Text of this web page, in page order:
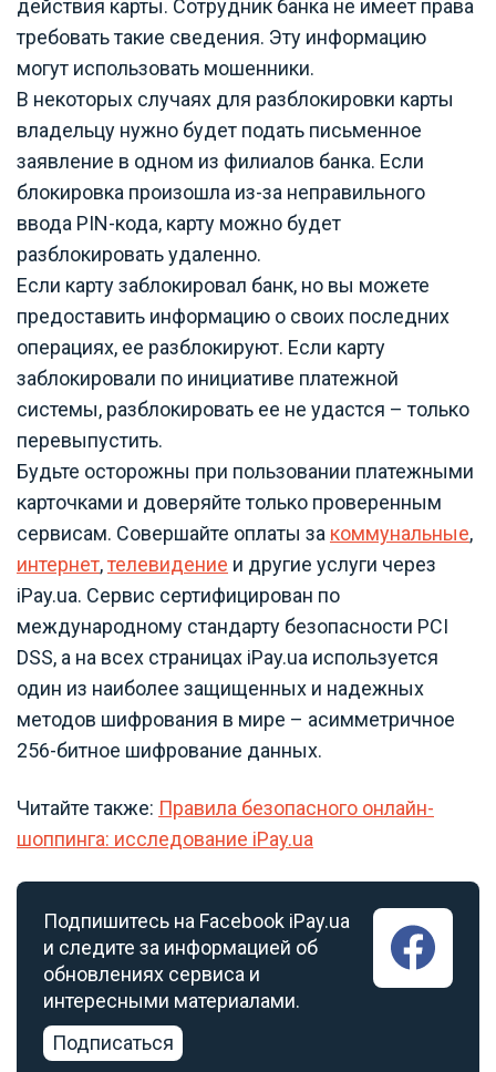
действия карты. Сотрудник банка не имеет права
требовать такие сведения. Эту информацию
могут использовать мошенники.
В некоторых случаях для разблокировки карты
владельцу нужно будет подать письменное
заявление в одном из филиалов банка. Если
блокировка произошла из-за неправильного
ввода PIN-кода, карту можно будет
разблокировать удаленно.
Если карту заблокировал банк, но вы можете
предоставить информацию о своих последних
операциях, ее разблокируют. Если карту
заблокировали по инициативе платежной
системы, разблокировать ее не удастся – только
перевыпустить.
Будьте осторожны при пользовании платежными
карточками и доверяйте только проверенным
сервисам. Совершайте оплаты за коммунальные,
интернет,телевидение и другие услуги через
iPay.ua. Cервис сертифицирован по
международному стандарту безопасности PCI
DSS, а на всех страницах iPay.ua используется
один из наиболее защищенных и надежных
методов шифрования в мире – асимметричное
256-битное шифрование данных.
Читайте также: Правила безопасного онлайн-
шоппинга: исследование iPay.ua
Подпишитесь на Facebook iPay.ua
и следите за информацией об
обновлениях сервиса и
интересными материалами.
Подписаться